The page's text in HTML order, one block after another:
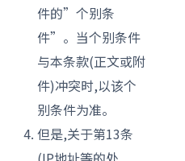
件的”个别条
件”。当个别条件
与本条款(正文或附
件)冲突时,以该个
别条件为准。
但是,关于第13条